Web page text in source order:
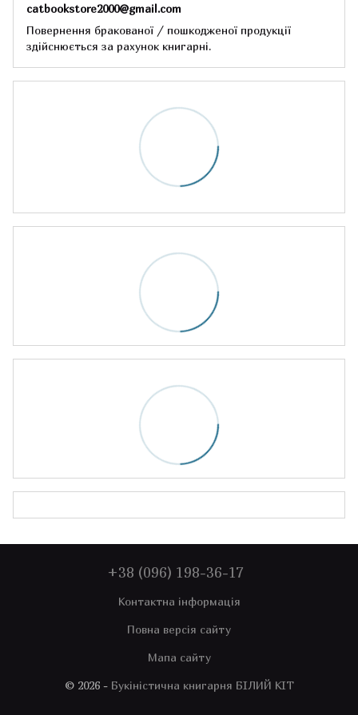
catbookstore2000@gmail.com
Повернення бракованої / пошкодженої продукції
здійснюється за рахунок книгарні.
+38 (096) 198-36-17
Контактна інформація
Повна версія сайту
Мапа сайту
© 2026 - Букіністична книгарня БІЛИЙ КІТ